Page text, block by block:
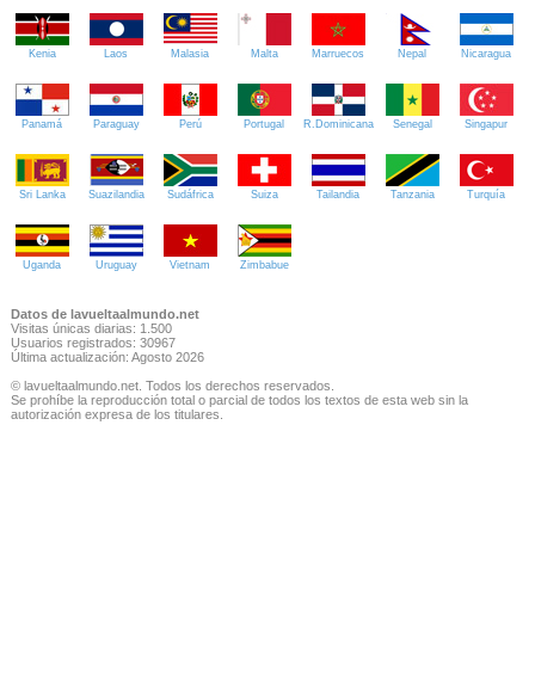
Kenia Laos Malasia Malta Marruecos Nepal Nicaragua
Panamá Paraguay Perú Portugal R.Dominicana Senegal Singapur
Sri Lanka Suazilandia Sudáfrica Suiza Tailandia Tanzania Turquía
Uganda Uruguay Vietnam Zimbabue
Datos de lavueltaalmundo.net
Visitas únicas diarias: 1.500
Usuarios registrados: 30967
Última actualización: Agosto 2026
© lavueltaalmundo.net. Todos los derechos reservados.
Se prohíbe la reproducción total o parcial de todos los textos de esta web sin la
autorización expresa de los titulares.